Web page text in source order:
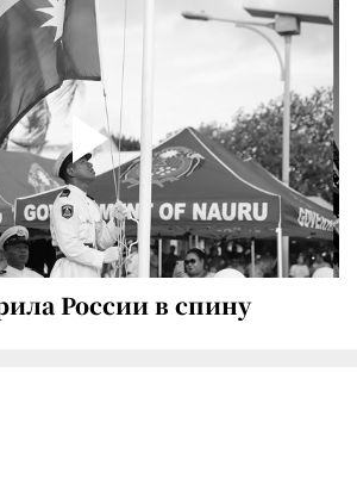
России в спину